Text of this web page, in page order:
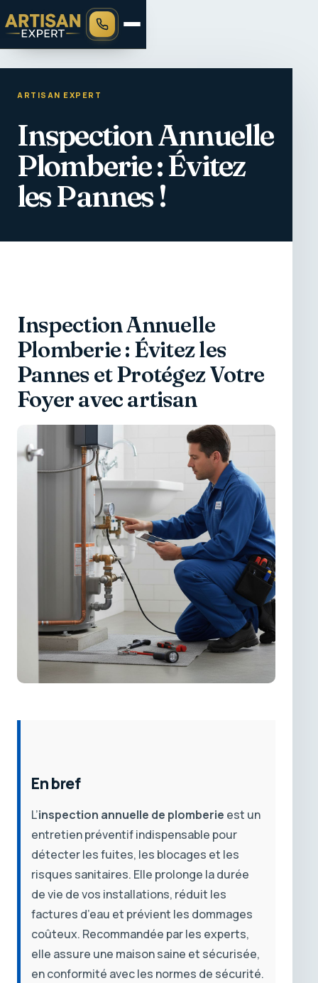
ARTISAN EXPERT
Inspection Annuelle
Plomberie : Évitez
les Pannes !
Inspection Annuelle
Plomberie : Évitez les
Pannes et Protégez Votre
Foyer avec artisan
En bref
L’inspection annuelle de plomberie est un
entretien préventif indispensable pour
détecter les fuites, les blocages et les
risques sanitaires. Elle prolonge la durée
de vie de vos installations, réduit les
factures d’eau et prévient les dommages
coûteux. Recommandée par les experts,
elle assure une maison saine et sécurisée,
en conformité avec les normes de sécurité.